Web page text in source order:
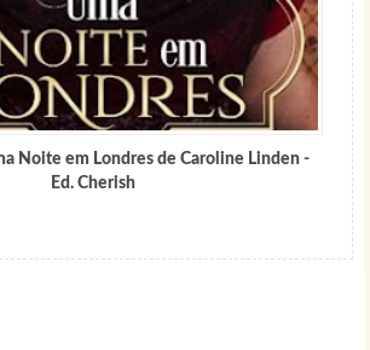
Noite em Londres de Caroline Linden -
Ed. Cherish